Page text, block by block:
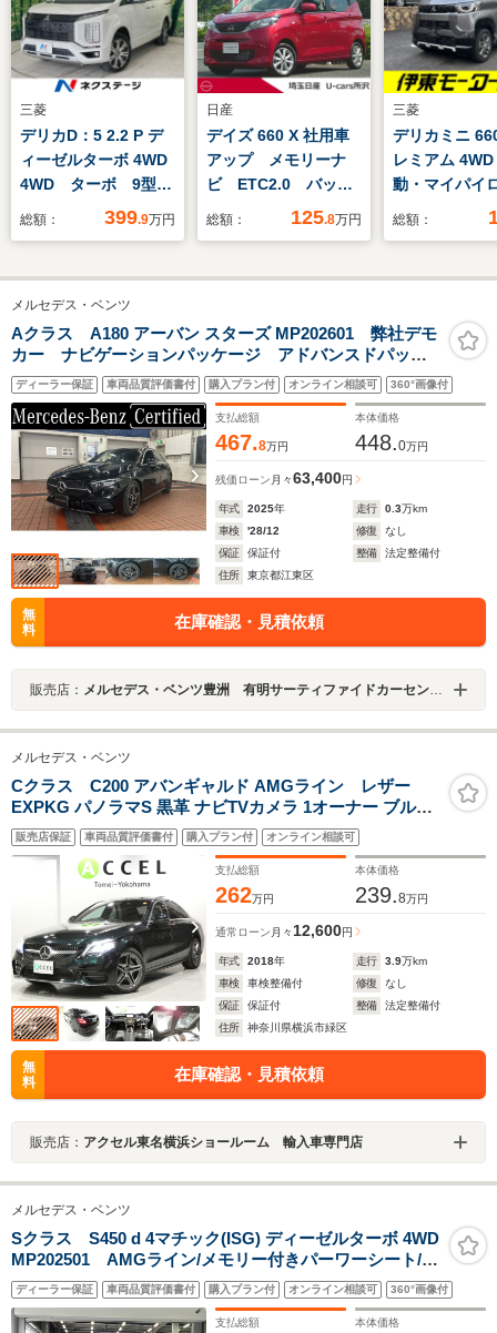
三菱
デリカD：5 2.2 P デ
ィーゼルターボ 4WD
4WD ターボ 9型メ
モリーナビ ディーゼ
ター 全周囲カメラ
衝突被害軽減装置 レ
ーダークルーズ 電動
リアゲート パワーシ
ート ドラレコ スマ
ートキー
総額： 399.9万円
日産
デイズ 660 X 社用車
アップ メモリーナ
ビ ETC2.0 バック
モニター 前後ドライ
グストップ エマージ
み間違い防止 車線逸
脱警報 障害物センサ
ー セキュリティ
総額： 125.8万円
三菱
デリカミニ
レミアム
動・マイパイ
届出済未使用
ター・シート
LEDヘッド・
デジタルルー
ー・サーキュ
ー・シートバ
ブル
総額：
メルセデス・ベンツ
Aクラス A180 アーバン スターズ MP202601 弊社デモ
カー ナビゲーションパッケージ アドバンスドパッケ
ージ パノラミックスライディングルーフ ヘッドアッ
プディスプレイ 認定中古車2年付
ディーラー保証 車両品質評価書付 購入プラン付 オンライン相談可 360°画像付
支払総額
467.8万円
本体価格
448.0万円
残価ローン 月々63,400円
年式 2025年 走行 0.3万km
車検
'28/12 修復
なし
保証
保証付 整備
法定整備付
住所
東京都江東区
無
料
在庫確認・見積依頼
販売店： メルセデス・ベンツ豊洲 有明サーティファイドカーセンター
メルセデス・ベンツ
Cクラス C200 アバンギャルド AMGライン レザー
EXPKG パノラマS 黒革 ナビTVカメラ 1オーナー ブルメ
スターサウンドシステム フットオープン電動トランク
ヘッドアップディスプレイ LEDヘッドライト BSG ドラ
販売店保証 車両品質評価書付 購入プラン付 オンライン相談可
支払総額
262万円
本体価格
239.8万円
通常ローン 月々 12,600円
年式 2018年 走行 3.9万km
車検
車検整備付 修復
なし
保証
保証付 整備
法定整備付
住所
神奈川県横浜市緑区
無
料
在庫確認・見積依頼
販売店： アクセル東名横浜ショールーム 輸入車専門店
メルセデス・ベンツ
Sクラス S450 d 4マチック(ISG) ディーゼルターボ 4WD
MP202501 AMGライン/メモリー付きパーワーシート/シ
ートヒーター/シートベンチレーター/レーダーセーフティ
パッケージ/パノラミックスライディングルーフ/ヘッドア
ップディスプレイ
ディーラー保証 車両品質評価書付 購入プラン付 オンライン相談可 360°画像付
支払総額 本体価格